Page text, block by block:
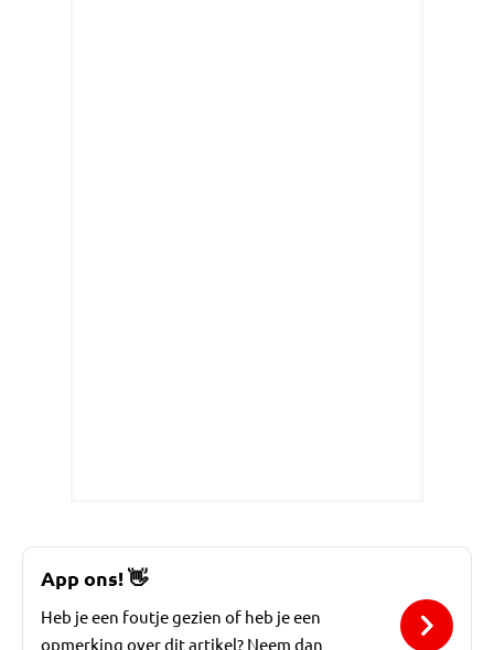
App ons!👋
Heb je een foutje gezien of heb je een
opmerking over dit artikel? Neem dan